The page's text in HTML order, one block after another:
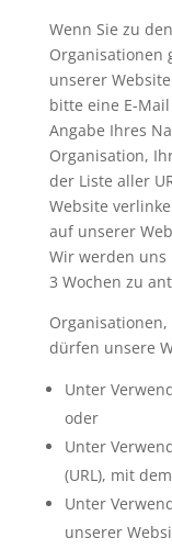
Wenn Sie zu
Organisationen
unserer
bitte eine E-
Angabe Ihres
Organisation,
der Liste aller
Website
auf unserer
Wir werden
3 Wochen zu
dürfen unsere
Unter
oder
Unter
(URL), mit
Unter
unserer